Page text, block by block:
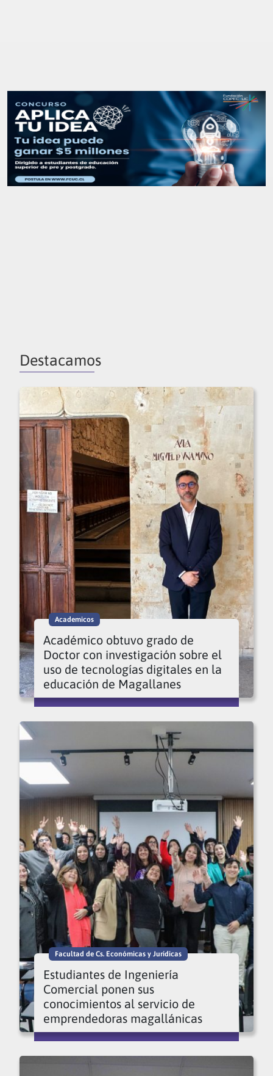
Destacamos
Academicos
Académico obtuvo grado de
Doctor con investigación sobre el
uso de tecnologías digitales en la
educación de Magallanes
Facultad de Cs. Económicas y Jurídicas
Estudiantes de Ingeniería
Comercial ponen sus
conocimientos al servicio de
emprendedoras magallánicas